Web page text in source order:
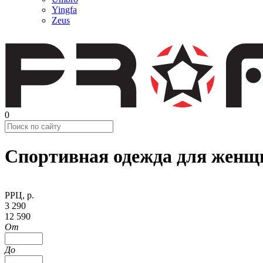
Yingfa
Zeus
0
Спортивная одежда для
РРЦ, р.
3 290
12 590
От
До